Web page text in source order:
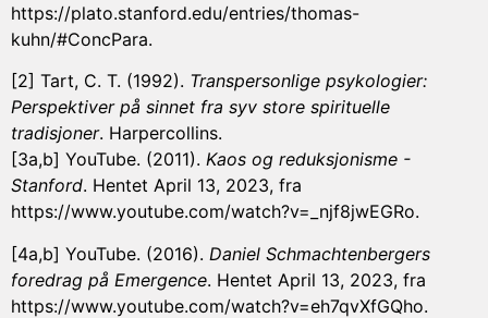
https://plato.stanford.edu/entries/thomas-
kuhn/#ConcPara.
[2] Tart, C. T. (1992). Transpersonlige psykologier:
Perspektiver på sinnet fra syv store spirituelle
tradisjoner. Harpercollins.
[3a,b] YouTube. (2011). Kaos og reduksjonisme -
Stanford. Hentet April 13, 2023, fra
https://www.youtube.com/watch?v=_njf8jwEGRo.
[4a,b] YouTube. (2016). Daniel Schmachtenbergers
foredrag på Emergence. Hentet April 13, 2023, fra
https://www.youtube.com/watch?v=eh7qvXfGQho.